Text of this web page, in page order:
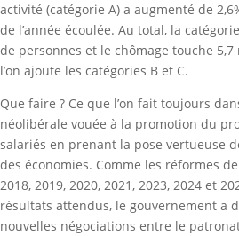
activité (catégorie A) a augmenté de
de l’année écoulée. Au total, la
de personnes et le chômage touche
l’on ajoute les catégories B et C.
Que faire ? Ce que l’on fait toujours
néolibérale vouée à la promotion du
salariés en prenant la pose vertueuse
des économies. Comme les réformes
2018, 2019, 2020, 2021, 2023, 2024 et
résultats attendus, le gouvernement a
nouvelles négociations entre le